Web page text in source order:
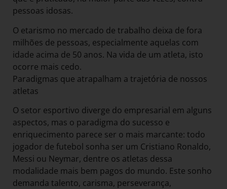
pessoas idosas.
O etarismo no mercado de trabalho deixa de fora
milhões de pessoas, especialmente aquelas com
idade acima de 50 anos. Na vida de um atleta, isto
ocorre mais cedo.
Paradigmas que atrapalham a trajetória de nossos
atletas
O setor esportivo diverge do empresarial em alguns
aspectos, mas o paradigma do sucesso e
enriquecimento parece ser o mais marcante: todo
jogador de futebol sonha ser um Cristiano Ronaldo,
Messi ou Neymar, dentre os atletas dessa
modalidade mais bem pagos do mundo. Este sonho
demanda talento, carisma, perseverança,